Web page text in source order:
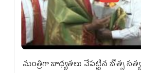
మంత్రిగా బాధ్యతలు చేపట్టిన బొత్స